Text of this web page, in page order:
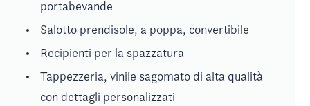
portabevande
Salotto prendisole, a poppa, convertibile
Recipienti per la spazzatura
Tappezzeria, vinile sagomato di alta qualità
con dettagli personalizzati